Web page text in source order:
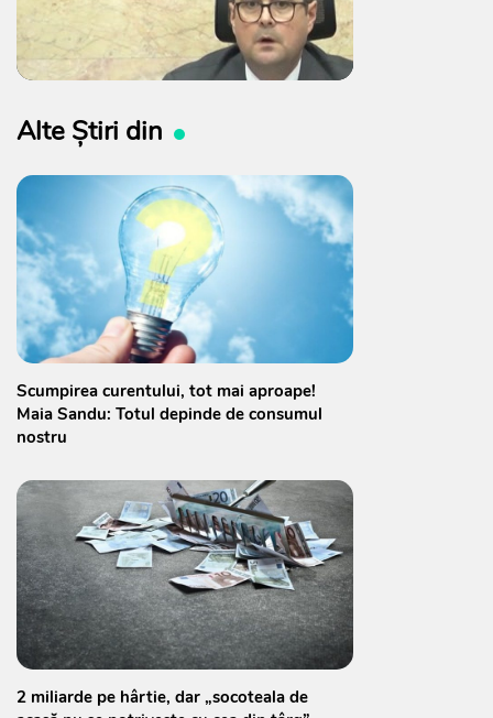
Alte Știri din
Scumpirea curentului, tot mai aproape!
Maia Sandu: Totul depinde de consumul
nostru
2 miliarde pe hârtie, dar „socoteala de